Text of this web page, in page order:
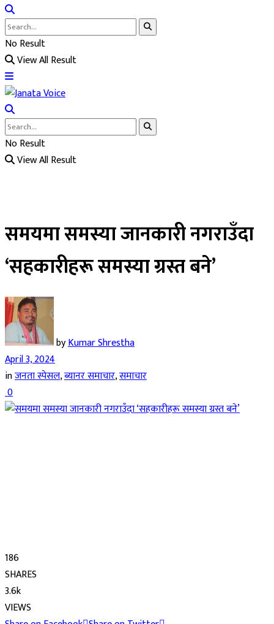
No Result
View All Result
No Result
View All Result
समयमा समस्या जानकारी नगराउँदा
‘सहकारीहरू समस्या ग्रस्त बने’
byKumar Shrestha
April 3, 2024
inजनता स्पेसल,ब्यानर समाचार,समाचार
0
186
SHARES
3.6k
VIEWS